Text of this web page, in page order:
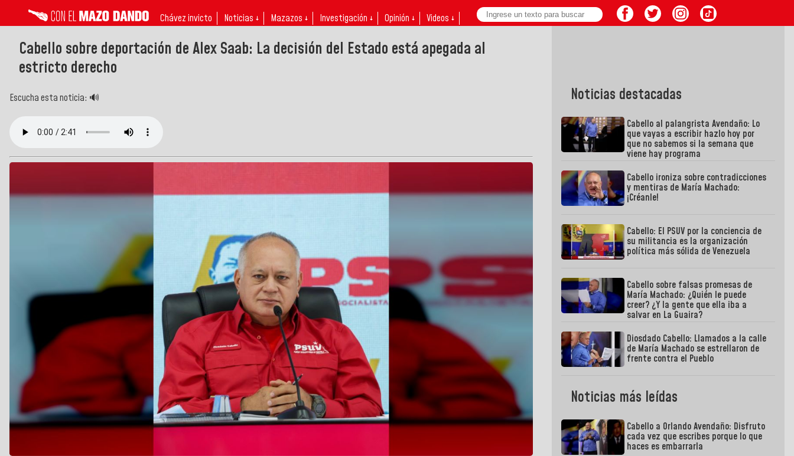
Chávez invicto Noticias ↓ Mazazos ↓ Investigación ↓ Opinión ↓ Videos ↓
Cabello sobre deportación de Alex Saab: La decisión del Estado está apegada al
estricto derecho
Escucha esta noticia: 🔊 Noticias destacadas
Cabello al palangrista Avendaño: Lo
que vayas a escribir hazlo hoy por
que no sabemos si la semana que
viene hay programa
Cabello ironiza sobre contradicciones
y mentiras de María Machado:
¡Créanle!
Cabello: El PSUV por la conciencia de
su militancia es la organización
política más sólida de Venezuela
Cabello sobre falsas promesas de
María Machado: ¿Quién le puede
creer? ¿Y la gente que ella iba a
salvar en La Guaira?
Diosdado Cabello: Llamados a la calle
de María Machado se estrellaron de
frente contra el Pueblo
Noticias más leídas
Cabello a Orlando Avendaño: Disfruto
cada vez que escribes porque lo que
haces es embarrarla